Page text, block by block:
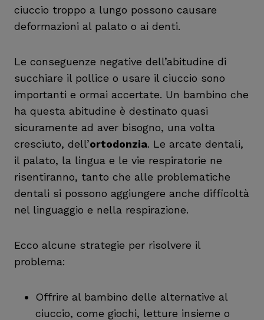
ciuccio troppo a lungo possono causare
deformazioni al palato o ai denti.
Le conseguenze negative dell’abitudine di
succhiare il pollice o usare il ciuccio sono
importanti e ormai accertate. Un bambino che
ha questa abitudine è destinato quasi
sicuramente ad aver bisogno, una volta
cresciuto, dell’ortodonzia. Le arcate dentali,
il palato, la lingua e le vie respiratorie ne
risentiranno, tanto che alle problematiche
dentali si possono aggiungere anche difficoltà
nel linguaggio e nella respirazione.
Ecco alcune strategie per risolvere il
problema:
Offrire al bambino delle alternative al
ciuccio, come giochi, letture insieme o